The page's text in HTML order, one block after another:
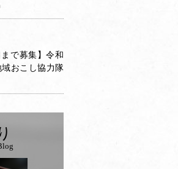
まで募集】令和
おこし協力隊